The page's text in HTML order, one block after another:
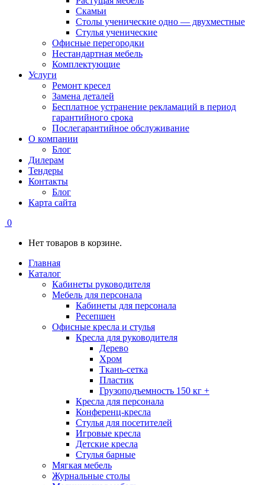
Скамьи
Столы ученические одно — двухместные
Стулья ученические
Офисные перегородки
Нестандартная мебель
Комплектующие
Услуги
Ремонт кресел
Замена деталей
Бесплатное устранение рекламаций в период
гарантийного срока
Послегарантийное обслуживание
О компании
Блог
Дилерам
Тендеры
Контакты
Блог
Карта сайта
0
Нет товаров в корзине.
Главная
Каталог
Кабинеты руководителя
Мебель для персонала
Кабинеты для персонала
Ресепшен
Офисные кресла и стулья
Кресла для руководителя
Дерево
Хром
Ткань-сетка
Пластик
Грузоподъемность 150 кг +
Кресла для персонала
Конференц-кресла
Стулья для посетителей
Игровые кресла
Детские кресла
Стулья барные
Мягкая мебель
Журнальные столы